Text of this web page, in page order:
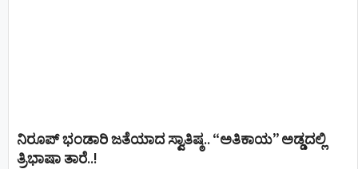
ನಿರೂಪ್ ಭಂಡಾರಿ ಜತೆಯಾದ ಸ್ವಾತಿಷ್ಠ.. “ಅತಿಕಾಯ” ಅಡ್ಡದಲ್ಲಿ
ತ್ರಿಭಾಷಾ ತಾರೆ..!